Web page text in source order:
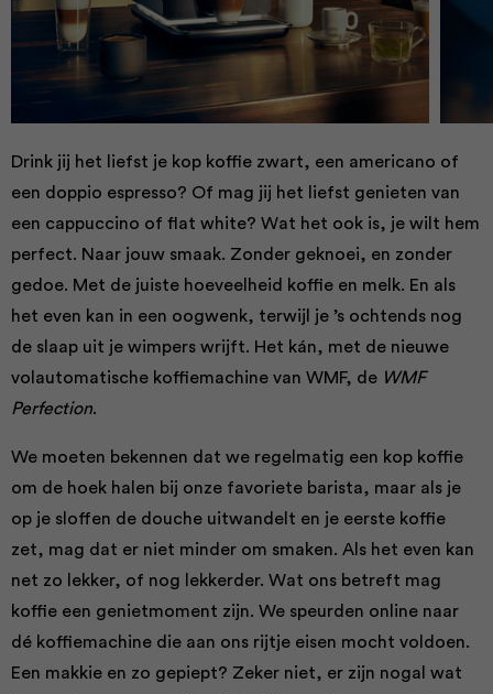
Drink jij het liefst je kop koffie zwart, een americano of
een doppio espresso? Of mag jij het liefst genieten van
een cappuccino of flat white? Wat het ook is, je wilt hem
perfect. Naar jouw smaak. Zonder geknoei, en zonder
gedoe. Met de juiste hoeveelheid koffie en melk. En als
het even kan in een oogwenk, terwijl je ’s ochtends nog
de slaap uit je wimpers wrijft. Het kán, met de nieuwe
volautomatische koffiemachine van WMF, de WMF
Perfection.
We moeten bekennen dat we regelmatig een kop koffie
om de hoek halen bij onze favoriete barista, maar als je
op je sloffen de douche uitwandelt en je eerste koffie
zet, mag dat er niet minder om smaken. Als het even kan
net zo lekker, of nog lekkerder. Wat ons betreft mag
koffie een genietmoment zijn. We speurden online naar
dé koffiemachine die aan ons rijtje eisen mocht voldoen.
Een makkie en zo gepiept? Zeker niet, er zijn nogal wat